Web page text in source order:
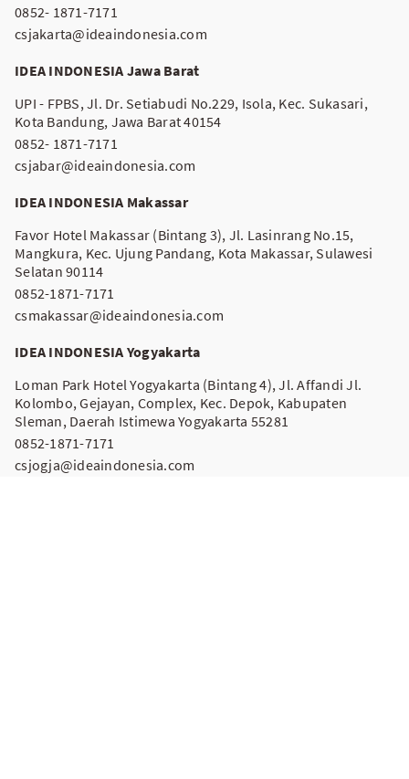
0852- 1871-7171
csjakarta@ideaindonesia.com
IDEA INDONESIA Jawa Barat
UPI - FPBS, Jl. Dr. Setiabudi No.229, Isola, Kec. Sukasari,
Kota Bandung, Jawa Barat 40154
0852- 1871-7171
csjabar@ideaindonesia.com
IDEA INDONESIA Makassar
Favor Hotel Makassar (Bintang 3), Jl. Lasinrang No.15,
Mangkura, Kec. Ujung Pandang, Kota Makassar, Sulawesi
Selatan 90114
0852-1871-7171
csmakassar@ideaindonesia.com
IDEA INDONESIA Yogyakarta
Loman Park Hotel Yogyakarta (Bintang 4), Jl. Affandi Jl.
Kolombo, Gejayan, Complex, Kec. Depok, Kabupaten
Sleman, Daerah Istimewa Yogyakarta 55281
0852-1871-7171
csjogja@ideaindonesia.com